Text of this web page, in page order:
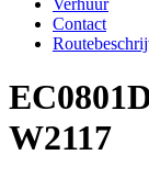
Verhuur
Contact
W2117